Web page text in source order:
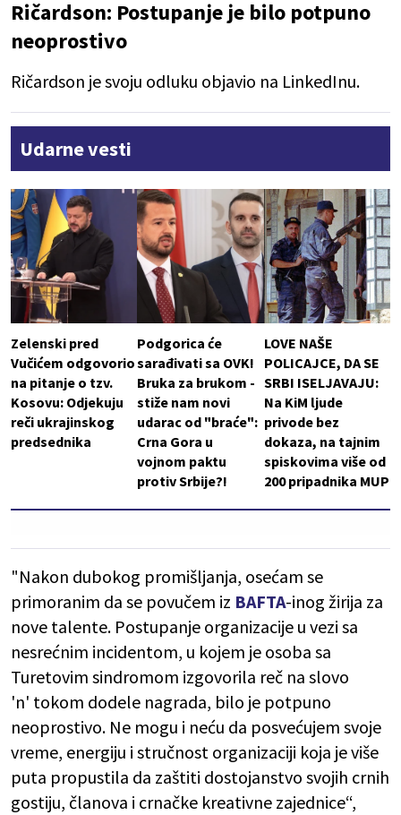
Ričardson: Postupanje je bilo potpuno
neoprostivo
Ričardson je svoju odluku objavio na LinkedInu.
Udarne vesti
Zelenski pred
Vučićem odgovorio
na pitanje o tzv.
Kosovu: Odjekuju
reči ukrajinskog
predsednika
Podgorica će
sarađivati sa OVK!
Bruka za brukom -
stiže nam novi
udarac od "braće":
Crna Gora u
vojnom paktu
protiv Srbije?!
LOVE NAŠE
POLICAJCE, DA SE
SRBI ISELJAVAJU:
Na KiM ljude
privode bez
dokaza, na tajnim
spiskovima više od
200 pripadnika MUP
"Nakon dubokog promišljanja, osećam se
primoranim da se povučem iz BAFTA-inog žirija za
nove talente. Postupanje organizacije u vezi sa
nesrećnim incidentom, u kojem je osoba sa
Turetovim sindromom izgovorila reč na slovo
'n' tokom dodele nagrada, bilo je potpuno
neoprostivo. Ne mogu i neću da posvećujem svoje
vreme, energiju i stručnost organizaciji koja je više
puta propustila da zaštiti dostojanstvo svojih crnih
gostiju, članova i crnačke kreativne zajednice“,